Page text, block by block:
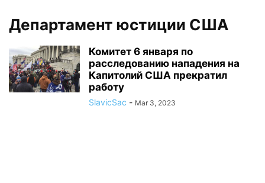
Департамент юстиции США
Комитет 6 января по
расследованию нападения на
Капитолий США прекратил
работу
SlavicSac - Mar 3, 2023